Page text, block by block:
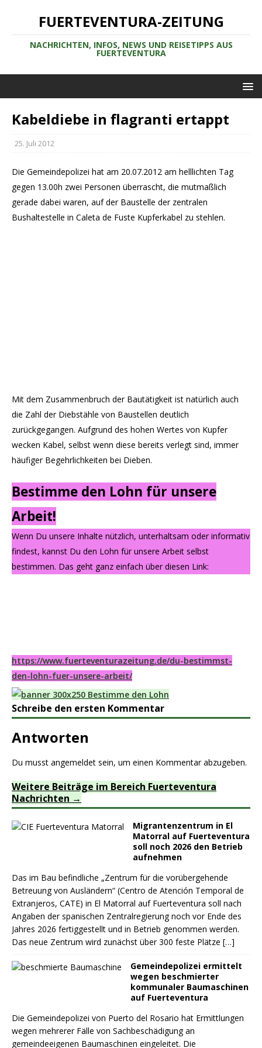
FUERTEVENTURA-ZEITUNG
NACHRICHTEN, INFOS, NEWS UND REISETIPPS AUS
FUERTEVENTURA
Kabeldiebe in flagranti ertappt
25. Juli 2012
Die Gemeindepolizei hat am 20.07.2012 am helllichten Tag
gegen 13.00h zwei Personen überrascht, die mutmaßlich
gerade dabei waren, auf der Baustelle der zentralen
Bushaltestelle in Caleta de Fuste Kupferkabel zu stehlen.
Mit dem Zusammenbruch der Bautätigkeit ist natürlich auch
die Zahl der Diebstähle von Baustellen deutlich
zurückgegangen. Aufgrund des hohen Wertes von Kupfer
wecken Kabel, selbst wenn diese bereits verlegt sind, immer
häufiger Begehrlichkeiten bei Dieben.
Bestimme den Lohn für unsere
Arbeit!
Wenn Du unsere Inhalte nützlich, unterhaltsam oder informativ
findest, kannst Du den Lohn für unsere Arbeit selbst
bestimmen. Das geht ganz einfach über diesen Link:
https://www.fuerteventurazeitung.de/du-bestimmst-
den-lohn-fuer-unsere-arbeit/
Schreibe den ersten Kommentar
Antworten
Du musst angemeldet sein, um einen Kommentar abzugeben.
Weitere Beiträge im Bereich Fuerteventura
Nachrichten
Migrantenzentrum in El
Matorral auf Fuerteventura
soll noch 2026 den Betrieb
aufnehmen
Das im Bau befindliche „Zentrum für die vorübergehende
Betreuung von Ausländern“ (Centro de Atención Temporal de
Extranjeros, CATE) in El Matorral auf Fuerteventura soll nach
Angaben der spanischen Zentralregierung noch vor Ende des
Jahres 2026 fertiggestellt und in Betrieb genommen werden.
Das neue Zentrum wird zunächst über 300 feste Plätze […]
Gemeindepolizei ermittelt
wegen beschmierter
kommunaler Baumaschinen
auf Fuerteventura
Die Gemeindepolizei von Puerto del Rosario hat Ermittlungen
wegen mehrerer Fälle von Sachbeschädigung an
gemeindeeigenen Baumaschinen eingeleitet. Die